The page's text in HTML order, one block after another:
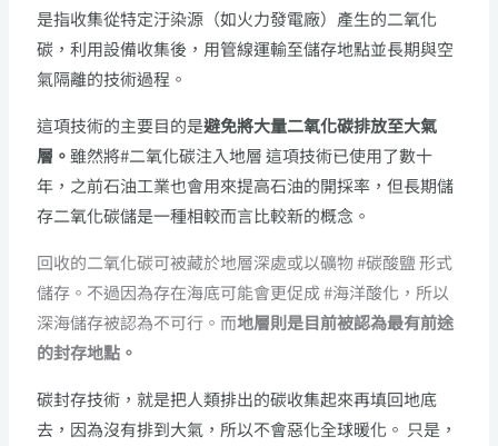
是指收集從特定汙染源（如火力發電廠）產生的二氧化
碳，利用設備收集後，用管線運輸至儲存地點並長期與空
氣隔離的技術過程。
這項技術的主要目的是避免將大量二氧化碳排放至大氣
層。雖然將#二氧化碳注入地層 這項技術已使用了數十
年，之前石油工業也會用來提高石油的開採率，但長期儲
存二氧化碳儲是一種相較而言比較新的概念。
回收的二氧化碳可被藏於地層深處或以礦物 #碳酸鹽 形式
儲存。不過因為存在海底可能會更促成 #海洋酸化，所以
深海儲存被認為不可行。而地層則是目前被認為最有前途
的封存地點。
碳封存技術，就是把人類排出的碳收集起來再填回地底
去，因為沒有排到大氣，所以不會惡化全球暖化。 只是，